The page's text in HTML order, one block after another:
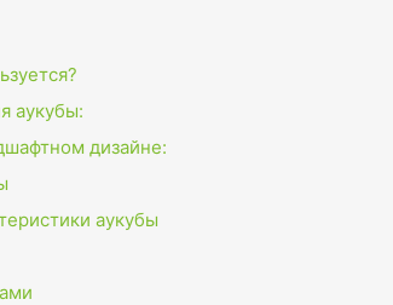
аукубы:
дизайне:
аукубы